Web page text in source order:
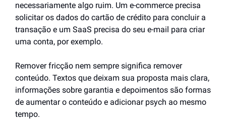
necessariamente algo ruim. Um e-commerce precisa
solicitar os dados do cartão de crédito para concluir a
transação e um SaaS precisa do seu e-mail para criar
uma conta, por exemplo.
Remover fricção nem sempre significa remover
conteúdo. Textos que deixam sua proposta mais clara,
informações sobre garantia e depoimentos são formas
de aumentar o conteúdo e adicionar psych ao mesmo
tempo.